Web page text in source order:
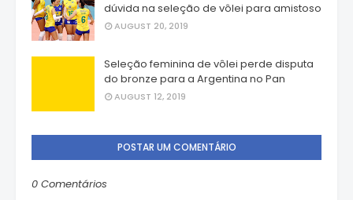
dúvida na seleção de vôlei para amistoso
AUGUST 20, 2019
Seleção feminina de vôlei perde disputa
do bronze para a Argentina no Pan
AUGUST 12, 2019
POSTAR UM COMENTÁRIO
0 Comentários